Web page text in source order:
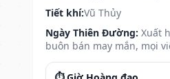
Tiết khí:Vũ Thủy
Ngày Thiên Đường: Xuất
buôn bán may mắn, mọi